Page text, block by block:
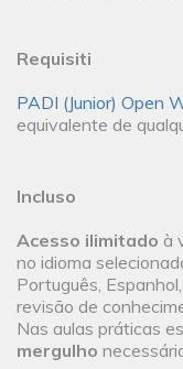
Requisiti
PADI (Junior) Open
equivalente de
Incluso
Acesso ilimitado à
no idioma
Português,
revisão de
Nas aulas práticas
mergulho